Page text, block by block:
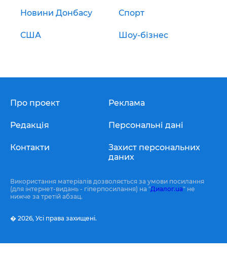
Новини Донбасу Спорт
США Шоу-бізнес
Про проект
Редакція
Контакти
Реклама
Персональні дані
Захист персональних
даних
Використання матеріалів дозволяється за умови посилання
(для інтернет-видань - гіперпосилання) на "Диалог.ua" не
нижче за третій абзац.
� 2026, Усі права захищені.